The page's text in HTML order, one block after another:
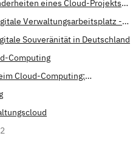
eines Cloud-Projekts
Verwaltungsarbeitsplatz -
Souveränität in Deutschland
Computing
Cloud-Computing: